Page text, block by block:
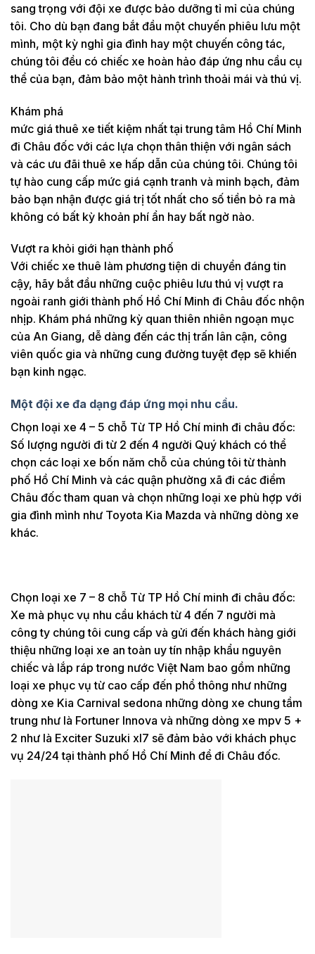
sang trọng với đội xe được bảo dưỡng tỉ mỉ của chúng
tôi. Cho dù bạn đang bắt đầu một chuyến phiêu lưu một
mình, một kỳ nghỉ gia đình hay một chuyến công tác,
chúng tôi đều có chiếc xe hoàn hảo đáp ứng nhu cầu cụ
thể của bạn, đảm bảo một hành trình thoải mái và thú vị.
Khám phá
mức giá thuê xe tiết kiệm nhất tại trung tâm Hồ Chí Minh
đi Châu đốc với các lựa chọn thân thiện với ngân sách
và các ưu đãi thuê xe hấp dẫn của chúng tôi. Chúng tôi
tự hào cung cấp mức giá cạnh tranh và minh bạch, đảm
bảo bạn nhận được giá trị tốt nhất cho số tiền bỏ ra mà
không có bất kỳ khoản phí ẩn hay bất ngờ nào.
Vượt ra khỏi giới hạn thành phố
Với chiếc xe thuê làm phương tiện di chuyển đáng tin
cậy, hãy bắt đầu những cuộc phiêu lưu thú vị vượt ra
ngoài ranh giới thành phố Hồ Chí Minh đi Châu đốc nhộn
nhịp. Khám phá những kỳ quan thiên nhiên ngoạn mục
của An Giang, dễ dàng đến các thị trấn lân cận, công
viên quốc gia và những cung đường tuyệt đẹp sẽ khiến
bạn kinh ngạc.
Một đội xe đa dạng đáp ứng mọi nhu cầu.
Chọn loại xe 4 – 5 chỗ Từ TP Hồ Chí minh đi châu đốc:
Số lượng người đi từ 2 đến 4 người Quý khách có thể
chọn các loại xe bốn năm chỗ của chúng tôi từ thành
phố Hồ Chí Minh và các quận phường xã đi các điểm
Châu đốc tham quan và chọn những loại xe phù hợp với
gia đình mình như Toyota Kia Mazda và những dòng xe
khác.
Chọn loại xe 7 – 8 chỗ Từ TP Hồ Chí minh đi châu đốc:
Xe mà phục vụ nhu cầu khách từ 4 đến 7 người mà
công ty chúng tôi cung cấp và gửi đến khách hàng giới
thiệu những loại xe an toàn uy tín nhập khẩu nguyên
chiếc và lắp ráp trong nước Việt Nam bao gồm những
loại xe phục vụ từ cao cấp đến phổ thông như những
dòng xe Kia Carnival sedona những dòng xe chung tầm
trung như là Fortuner Innova và những dòng xe mpv 5 +
2 như là Exciter Suzuki xl7 sẽ đảm bảo với khách phục
vụ 24/24 tại thành phố Hồ Chí Minh để đi Châu đốc.